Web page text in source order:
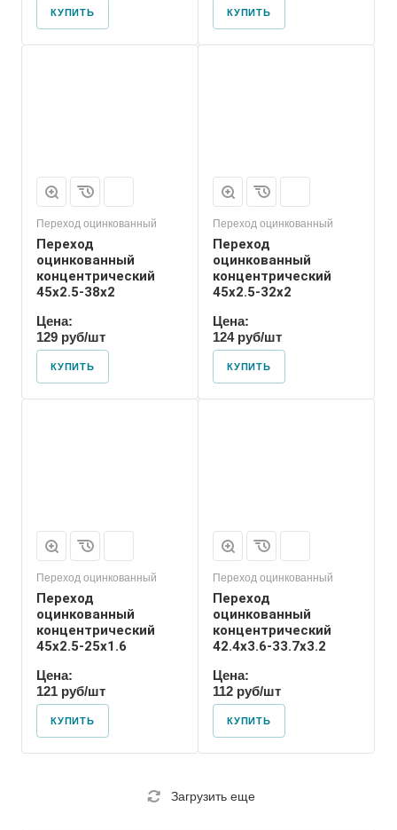
КУПИТЬ КУПИТЬ
Переход оцинкованный
Переход
оцинкованный
концентрический
45х2.5-38х2
Цена:
129 руб/шт
КУПИТЬ
Переход оцинкованный
Переход
оцинкованный
концентрический
45х2.5-32х2
Цена:
124 руб/шт
КУПИТЬ
Переход оцинкованный
Переход
оцинкованный
концентрический
45х2.5-25х1.6
Цена:
121 руб/шт
КУПИТЬ
Переход оцинкованный
Переход
оцинкованный
концентрический
42.4х3.6-33.7х3.2
Цена:
112 руб/шт
КУПИТЬ
Загрузить еще